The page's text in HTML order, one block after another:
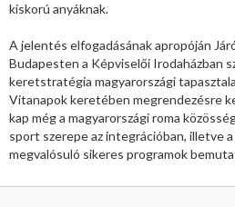
kiskorú anyáknak.
A jelentés elfogadásának apropóján
Budapesten a Képviselői Irodaházban
keretstratégia magyarországi
Vitanapok keretében megrendezésre
kap még a magyarországi roma
sport szerepe az integrációban, illetve
megvalósuló sikeres programok